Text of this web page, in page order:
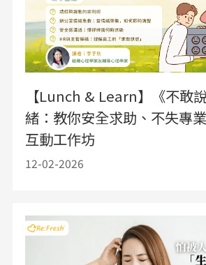
【Lunch & Learn】《不敢
緒：教你安全求助、不失專業
互動工作坊
12-02-2026